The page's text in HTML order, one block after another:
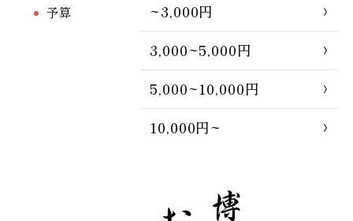
予算
~3,000円
3,000~5,000円
5,000~10,000円
10,000円~